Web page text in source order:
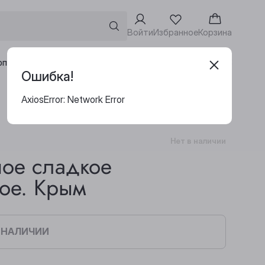
ВойтиИзбранноеКорзина
клиентам Адреса винотек
Нет в наличии
сладкое
Крым
НАЛИЧИИ
Ошибка!
AxiosError: Network Error